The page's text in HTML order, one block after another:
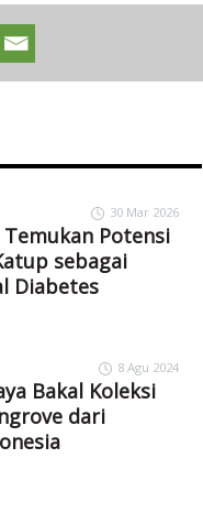
30 Mar 2026
Temukan Potensi
sebagai
Diabetes
8 Agu 2024
Bakal Koleksi
dari